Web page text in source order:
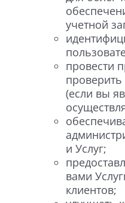
учетной
провести
(если вы
и Услуг;
вами
клиентов;